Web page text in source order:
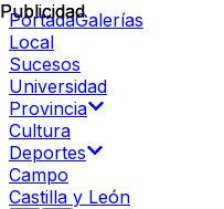
PortadaGalerías
Local
Sucesos
Universidad
Provincia
Cultura
Deportes
Campo
Castilla y León
Publicidad
Publicidad